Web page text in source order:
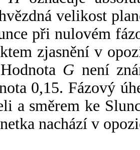
velikost
při nulovém
zjasnění v
G není
0,15. Fázový
a směrem ke
nachází v